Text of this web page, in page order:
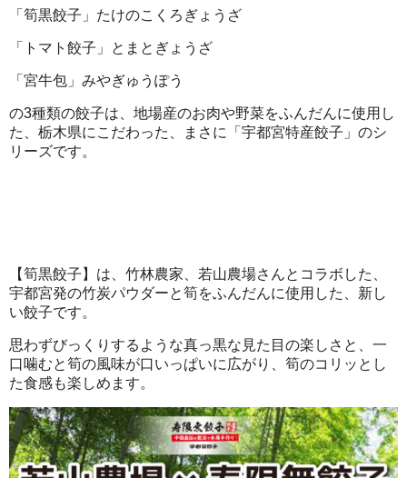
「筍黒餃子」たけのこくろぎょうざ
「トマト餃子」とまとぎょうざ
「宮牛包」みやぎゅうぽう
の3種類の餃子は、地場産のお肉や野菜をふんだんに使用し
た、栃木県にこだわった、まさに「宇都宮特産餃子」のシ
リーズです。
【筍黒餃子】は、竹林農家、若山農場さんとコラボした、
宇都宮発の竹炭パウダーと筍をふんだんに使用した、新し
い餃子です。
思わずびっくりするような真っ黒な見た目の楽しさと、一
口噛むと筍の風味が口いっぱいに広がり、筍のコリッとし
た食感も楽しめます。